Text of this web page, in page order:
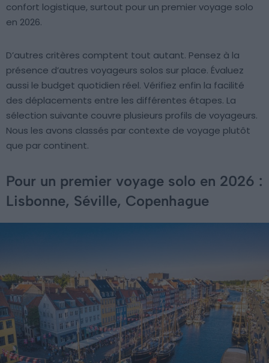
confort logistique, surtout pour un premier voyage solo
en 2026.
D’autres critères comptent tout autant. Pensez à la
présence d’autres voyageurs solos sur place. Évaluez
aussi le budget quotidien réel. Vérifiez enfin la facilité
des déplacements entre les différentes étapes. La
sélection suivante couvre plusieurs profils de voyageurs.
Nous les avons classés par contexte de voyage plutôt
que par continent.
Pour un premier voyage solo en 2026 :
Lisbonne, Séville, Copenhague